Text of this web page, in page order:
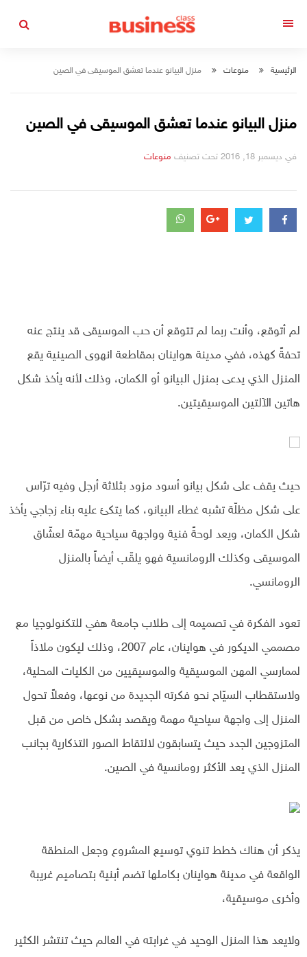
الرئيسية منوعات منزل البيانو عندما تعشق الموسيقى في الصين
منزل البيانو عندما تعشق الموسيقى في الصين
في ديسمبر 18, 2016 تحت تصنيف التصانيف
منوعات
لم أتوقع، وأنت ربما لم تتوقع أن حب الموسيقى قد ينتج عنه
تحفةً كهذه، ففي مدينة هواينان بمقاطعة انهوى الصينية يقع
المنزل الذي يدعى بمنزل البيانو أو الكمان، وذلك لأنه يأخذ شكل
هاتين الآلتين الموسيقيتين.
حيث يقف على شكل بيانو أسود مزود بثلاثة أرجل وفيه ترّاس
على شكل مظلّة تشبه غطاء البيانو، كما يتكئ عليه بناء زجاجي يأخذ
شكل الكمان، ويعد لوحةً فنية وواجهة سياحية مهمّة لعشّاق
الموسيقى وكذلك الرومانسية فهو يلقّب أيضاً بالمنزل
الرومانسي.
تعود الفكرة في تصميمه إلى طلاب جامعة هفي للتكنولوجيا مع
مصممي الديكور في هواينان، عام 2007، وذلك ليكون ملاذاً
لممارسي المهن الموسيقية والموسيقيين من الكليات المحلية،
ولاستقطاب السيّاح نحو فكرته الجديدة من نوعها، وفعلاً تحول
المنزل إلى واجهة سياحية مهمة ويقصد بشكل خاص من قبل
المتزوجين الجدد حيث يتسابقون لالتقاط الصور التذكارية بجانب
المنزل الذي يعد الأكثر رومانسية في الصين.
يذكر أن هناك خطط تنوي توسيع المشروع وجعل المنطقة
الواقعة في مدينة هواينان بكاملها تضم أبنية بتصاميم غريبة
وأخرى موسيقية،
ولايعد هذا المنزل الوحيد في غرابته في العالم حيث تنتشر الكثير